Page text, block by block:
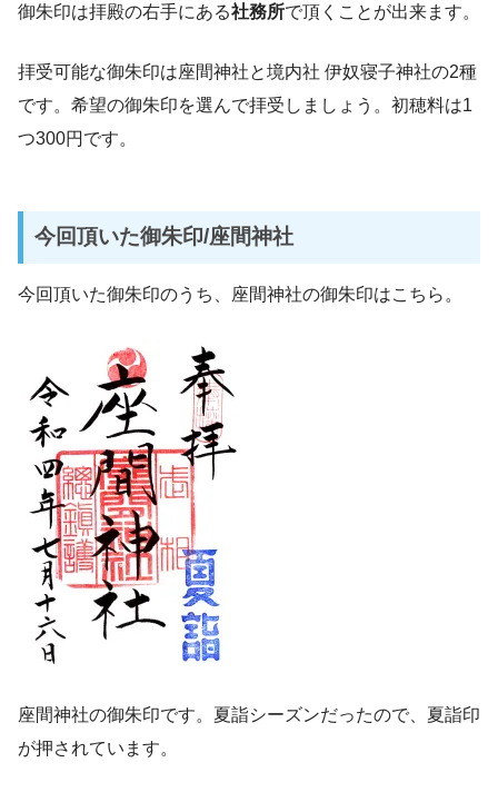
御朱印は拝殿の右手にある社務所で頂くことが出来ます。
拝受可能な御朱印は座間神社と境内社 伊奴寝子神社の2種
です。希望の御朱印を選んで拝受しましょう。初穂料は1
つ300円です。
今回頂いた御朱印/座間神社
今回頂いた御朱印のうち、座間神社の御朱印はこちら。
座間神社の御朱印です。夏詣シーズンだったので、夏詣印
が押されています。